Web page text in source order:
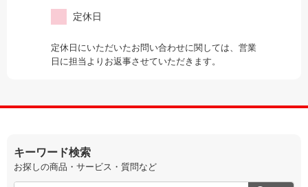
定休日
定休日にいただいたお問い合わせに関しては、営業
日に担当よりお返事させていただきます。
キーワード検索
お探しの商品・サービス・質問など